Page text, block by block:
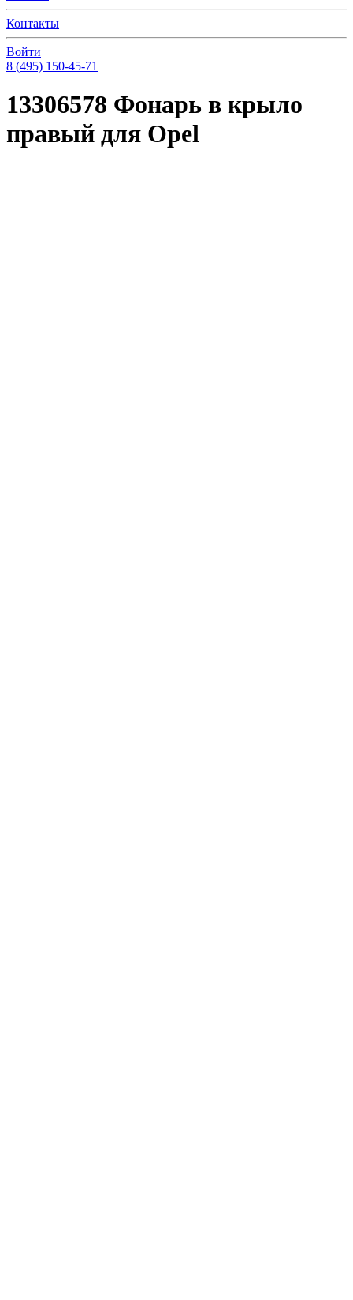
Контакты
Войти
8 (495) 150-45-71
13306578 Фонарь в крыло
правый для Opel